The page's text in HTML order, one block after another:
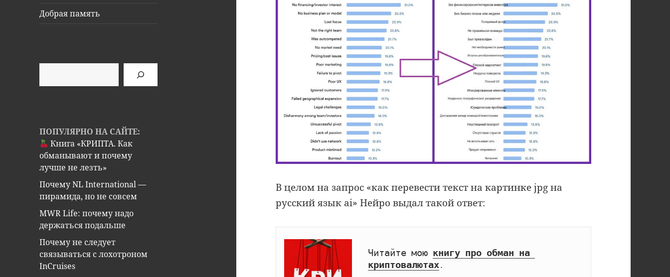
Добрая память
ПОПУЛЯРНО НА САЙТЕ:
Книга «КРИПТА. Как
обманывают и почему
лучше не лезть»
Почему NL International —
пирамида, но не совсем
MWR Life: почему надо
держаться подальше
Почему не следует
связываться с лохотроном
InCruises
В целом на запрос «как перевести текст на картинке jpg на
русский язык ai» Нейро выдал такой ответ:
Читайте мою книгу про обман на
криптовалютах.